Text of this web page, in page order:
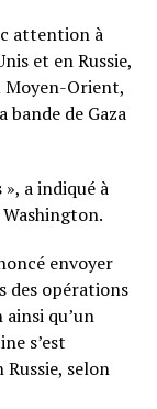
attention à
et en Russie,
Moyen-Orient,
bande de Gaza
a indiqué à
envoyer
des opérations
qu’un
s’est
Russie, selon